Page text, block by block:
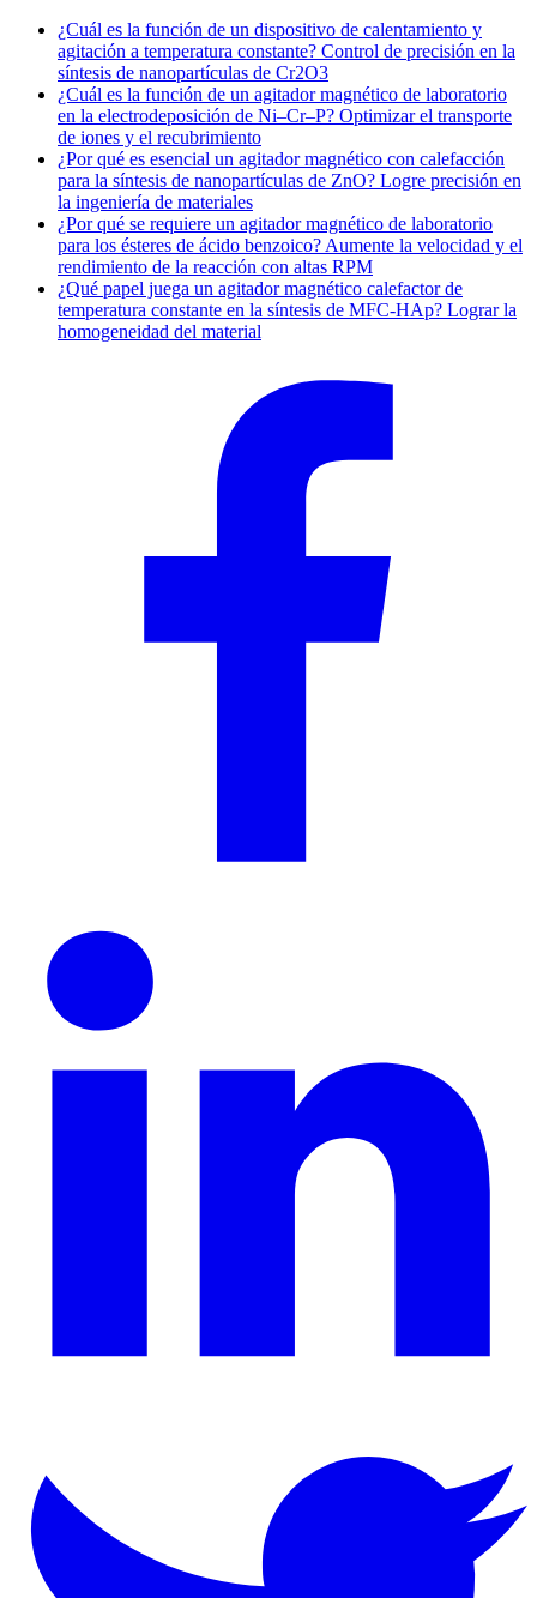
¿Cuál es la función de un dispositivo de calentamiento y
agitación a temperatura constante? Control de precisión en la
síntesis de nanopartículas de Cr2O3
¿Cuál es la función de un agitador magnético de laboratorio
en la electrodeposición de Ni–Cr–P? Optimizar el transporte
de iones y el recubrimiento
¿Por qué es esencial un agitador magnético con calefacción
para la síntesis de nanopartículas de ZnO? Logre precisión en
la ingeniería de materiales
¿Por qué se requiere un agitador magnético de laboratorio
para los ésteres de ácido benzoico? Aumente la velocidad y el
rendimiento de la reacción con altas RPM
¿Qué papel juega un agitador magnético calefactor de
temperatura constante en la síntesis de MFC-HAp? Lograr la
homogeneidad del material